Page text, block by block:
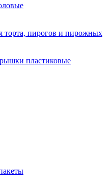
торта, пирогов и пирожных
пластиковые